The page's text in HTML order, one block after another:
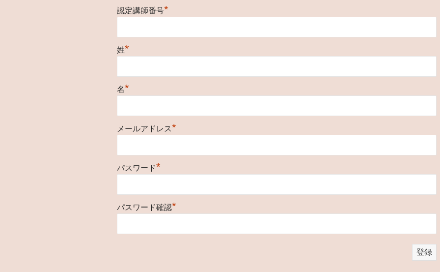
認定講師番号*
姓*
名*
メールアドレス*
パスワード*
パスワード確認*